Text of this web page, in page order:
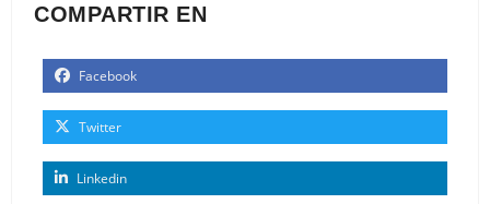
COMPARTIR EN
Facebook
Twitter
Linkedin